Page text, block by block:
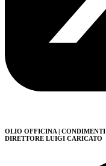
OLIO OFFICINA |
DIRETTORE LUIGI CARICATO